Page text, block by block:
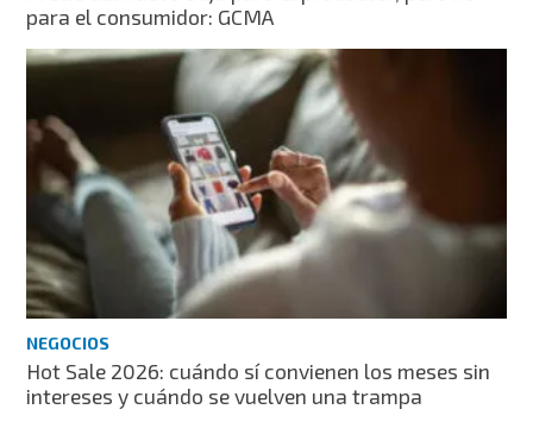
para el consumidor: GCMA
NEGOCIOS
Hot Sale 2026: cuándo sí convienen los meses sin
intereses y cuándo se vuelven una trampa